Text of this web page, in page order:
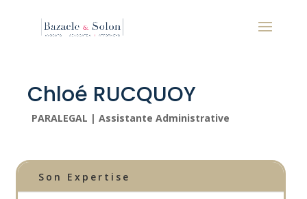
Chloé RUCQUOY
PARALEGAL | Assistante Administrative
Son Expertise